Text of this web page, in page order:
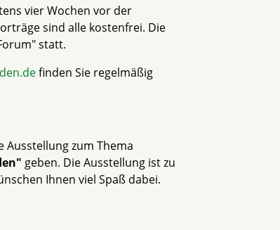
vier Wochen vor der
sind alle kostenfrei. Die
statt.
finden Sie regelmäßig
Ausstellung zum Thema
geben. Die Ausstellung ist zu
Ihnen viel Spaß dabei.